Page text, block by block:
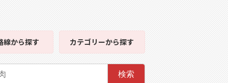
線から探す カテゴリーから探す
検索